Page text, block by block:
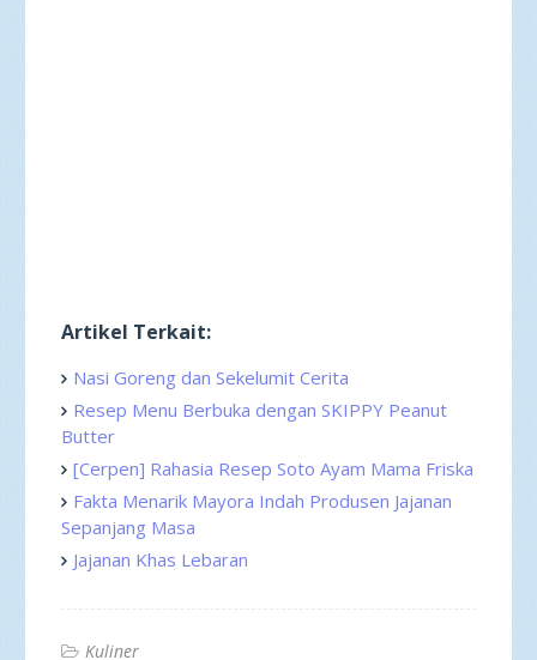
Artikel Terkait:
Nasi Goreng dan Sekelumit Cerita
Resep Menu Berbuka dengan SKIPPY Peanut
Butter
[Cerpen] Rahasia Resep Soto Ayam Mama Friska
Fakta Menarik Mayora Indah Produsen Jajanan
Sepanjang Masa
Jajanan Khas Lebaran
Kuliner